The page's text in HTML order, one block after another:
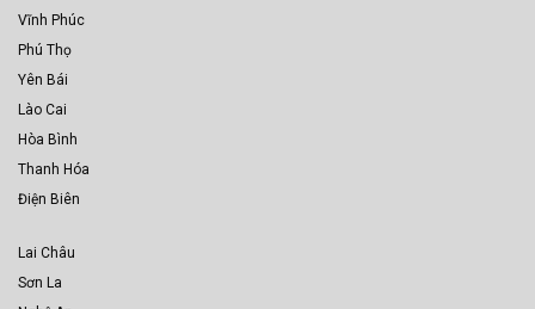
Vĩnh Phúc
Phú Thọ
Yên Bái
Lào Cai
Hòa Bình
Thanh Hóa
Điện Biên
Lai Châu
Sơn La